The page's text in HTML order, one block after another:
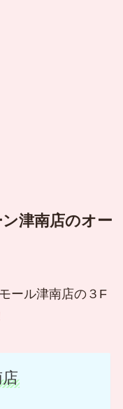
津南店のオー
ール津南店の３F